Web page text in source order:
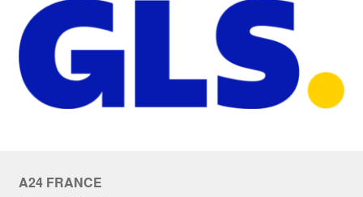
A24 FRANCE